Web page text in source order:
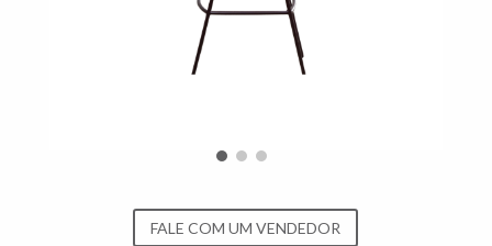
FALE COM UM VENDEDOR